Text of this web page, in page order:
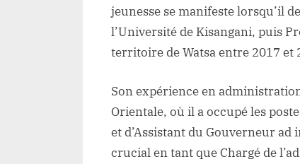
jeunesse se manifeste lorsqu’il
l’Université de Kisangani, puis
territoire de Watsa entre 2017 et
Son expérience en
Orientale, où il a occupé les
et d’Assistant du Gouverneur
crucial en tant que Chargé de